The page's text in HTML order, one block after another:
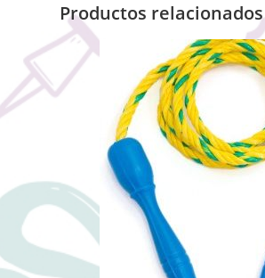
Productos relacionados